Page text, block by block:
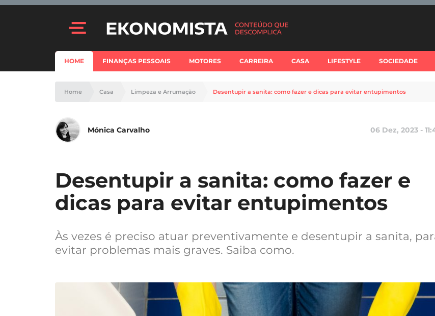
HOME FINANÇAS PESSOAIS MOTORES CARREIRA CASA LIFESTYLE SOCIEDADE
Home Casa Limpeza e Arrumação Desentupir a sanita: como fazer e dicas para evitar entupimentos
Mónica Carvalho 06 Dez, 2023 -
Desentupir a sanita: como fazer e
dicas para evitar entupimentos
Às vezes é preciso atuar preventivamente e desentupir a sanita,
evitar problemas mais graves. Saiba como.